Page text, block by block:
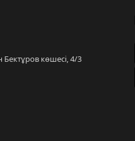
Бектұров көшесі, 4/3